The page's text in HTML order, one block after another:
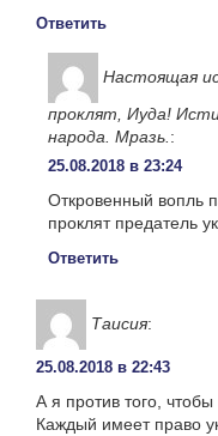
Ответить
Настоящая
проклят, Иуда!
народа. Мразь.:
25.08.2018 в 23:24
Откровенный вопль
проклят предатель
Ответить
Таисия:
25.08.2018 в 22:43
А я против того,
Каждый имеет право